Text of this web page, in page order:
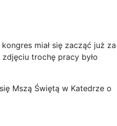
miał się zacząć już za
trochę pracy było
Mszą Świętą w Katedrze o